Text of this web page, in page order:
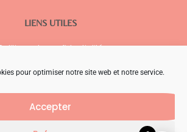
pour optimiser notre site web et notre service.
Accepter
LIENS UTILES
de confidentialité
Mentions Légales
F
I